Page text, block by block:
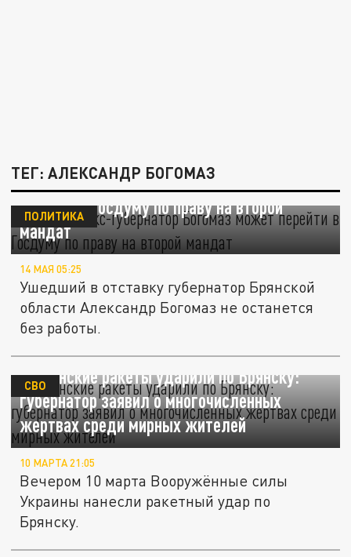
ТЕГ: АЛЕКСАНДР БОГОМАЗ
Брянский экс-губернатор Богомаз может
перейти в Госдуму по праву на второй
мандат
ПОЛИТИКА
14 МАЯ 05:25
Ушедший в отставку губернатор Брянской
области Александр Богомаз не останется
без работы.
Украинские ракеты ударили по Брянску:
губернатор заявил о многочисленных
жертвах среди мирных жителей
СВО
10 МАРТА 21:05
Вечером 10 марта Вооружённые силы
Украины нанесли ракетный удар по
Брянску.